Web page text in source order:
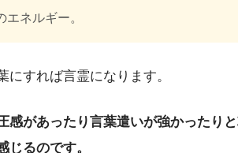
ネルギー。
すれば言霊になります。
感があったり言葉遣いが強かったり
るのです。